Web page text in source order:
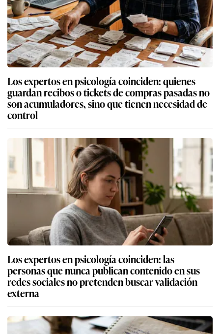
Los expertos en psicología coinciden: quienes
guardan recibos o tickets de compras pasadas no
son acumuladores, sino que tienen necesidad de
control
Los expertos en psicología coinciden: las
personas que nunca publican contenido en sus
redes sociales no pretenden buscar validación
externa